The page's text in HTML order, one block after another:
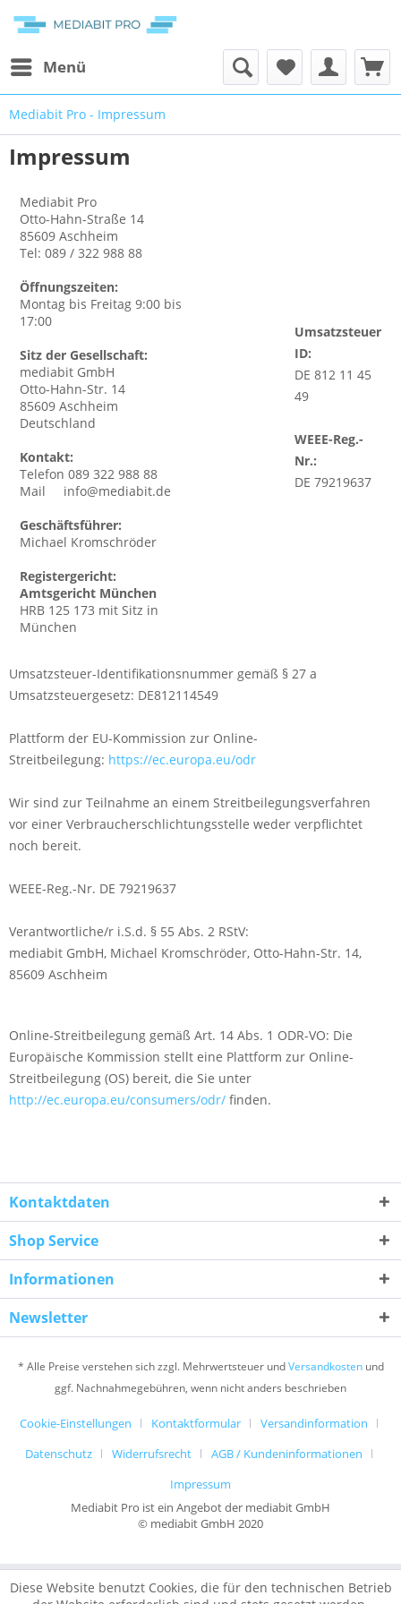
Menü
Mediabit Pro - Impressum
Impressum
Mediabit Pro
Otto-Hahn-Straße 14
85609 Aschheim
Tel: ‭089 / 322 988 88
Öffnungszeiten:
Montag bis Freitag 9:00 bis
17:00
Sitz der Gesellschaft:
mediabit GmbH
Otto-Hahn-Str. 14
85609 Aschheim
Deutschland
Kontakt:
Telefon ‭089 322 988 88
Mail info@mediabit.de
Geschäftsführer:
Michael Kromschröder
Registergericht:
Amtsgericht München
HRB 125 173 mit Sitz in
München
Umsatzsteuer
ID:
DE 812 11 45
49
WEEE-Reg.-
Nr.:
DE 79219637
Umsatzsteuer-Identifikationsnummer gemäß § 27 a
Umsatzsteuergesetz: DE812114549
Plattform der EU-Kommission zur Online-
Streitbeilegung: https://ec.europa.eu/odr
Wir sind zur Teilnahme an einem Streitbeilegungsverfahren
vor einer Verbraucherschlichtungsstelle weder verpflichtet
noch bereit.
WEEE-Reg.-Nr. DE 79219637
Verantwortliche/r i.S.d. § 55 Abs. 2 RStV:
mediabit GmbH, Michael Kromschröder, Otto-Hahn-Str. 14,
85609 Aschheim
Online-Streitbeilegung gemäß Art. 14 Abs. 1 ODR-VO: Die
Europäische Kommission stellt eine Plattform zur Online-
Streitbeilegung (OS) bereit, die Sie unter
http://ec.europa.eu/consumers/odr/ finden.
Kontaktdaten
Shop Service
Informationen
Newsletter
* Alle Preise verstehen sich zzgl. Mehrwertsteuer undVersandkostenund
ggf. Nachnahmegebühren, wenn nicht anders beschrieben
Cookie-Einstellungen Kontaktformular
Versandinformation
Datenschutz
Widerrufsrecht
AGB / Kundeninformationen
Impressum
Mediabit Pro ist ein Angebot der mediabit GmbH
© mediabit GmbH 2020
Diese Website benutzt Cookies, die für den technischen Betrieb